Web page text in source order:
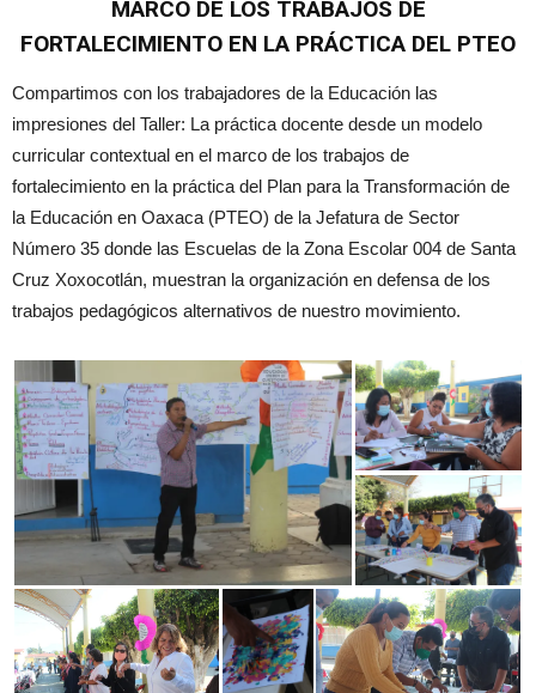
MARCO DE LOS TRABAJOS DE
FORTALECIMIENTO EN LA PRÁCTICA DEL PTEO
Compartimos con los trabajadores de la Educación las
impresiones del Taller: La práctica docente desde un modelo
curricular contextual en el marco de los trabajos de
fortalecimiento en la práctica del Plan para la Transformación de
la Educación en Oaxaca (PTEO) de la Jefatura de Sector
Número 35 donde las Escuelas de la Zona Escolar 004 de Santa
Cruz Xoxocotlán, muestran la organización en defensa de los
trabajos pedagógicos alternativos de nuestro movimiento.